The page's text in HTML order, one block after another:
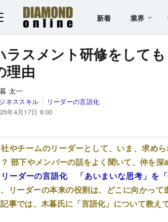
新着 業界
ラスメント研修をして
理由
太一
ネススキル
リーダーの言語化
年4月17日 6:00
やチームのリーダーとして、いま、求め
部下やメンバーの話をよく聞いて、仲を深
リーダーの言語化 「あいまいな思考」を
リーダーの本来の役割は、どこに向かって
事では、木暮氏に「言語化」について教え